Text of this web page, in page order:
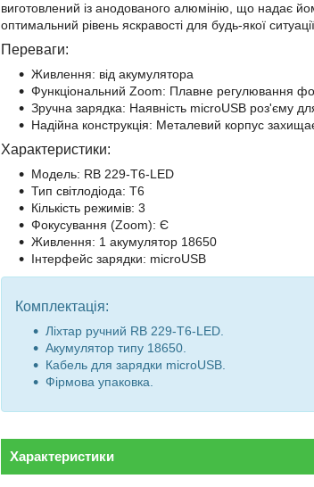
виготовлений із анодованого алюмінію, що надає
оптимальний рівень яскравості для будь-якої ситуації.
Переваги:
Живлення: від акумулятора
Функціональний Zoom: Плавне регулювання
Зручна зарядка: Наявність microUSB роз'єму
Надійна конструкція: Металевий корпус
Характеристики:
Модель: RB 229-T6-LED
Тип світлодіода: T6
Кількість режимів: 3
Фокусування (Zoom): Є
Живлення: 1 акумулятор 18650
Інтерфейс зарядки: microUSB
Комплектація:
Ліхтар ручний RB 229-T6-LED.
Акумулятор типу 18650.
Кабель для зарядки microUSB.
Фірмова упаковка.
Характеристики